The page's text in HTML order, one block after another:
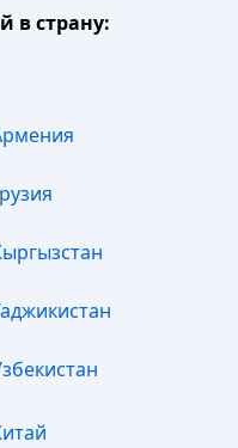
в страну: